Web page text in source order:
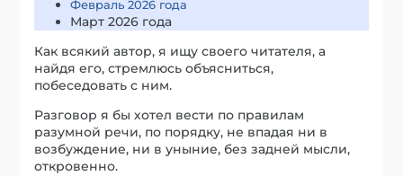
Февраль 2026 года
Март 2026 года
Как всякий автор, я ищу своего читателя, а
найдя его, стремлюсь объясниться,
побеседовать с ним.
Разговор я бы хотел вести по правилам
разумной речи, по порядку, не впадая ни в
возбуждение, ни в уныние, без задней мысли,
откровенно.